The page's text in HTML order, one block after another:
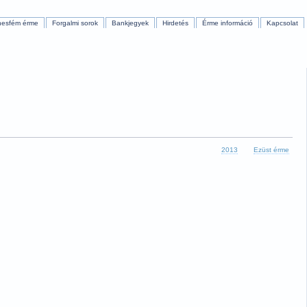
érme Forgalmi sorok Bankjegyek Hirdetés Érme információ Kapcsolat
2013 Ezüst érme